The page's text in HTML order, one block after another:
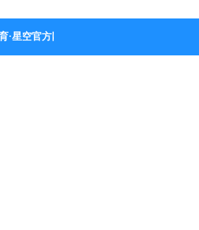
·星空官方网站-星空体育（中国）